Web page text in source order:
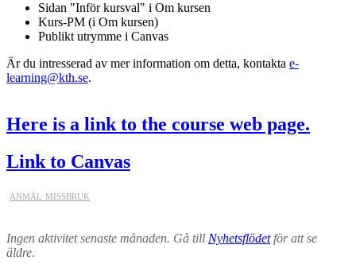
Sidan "Inför kursval" i Om kursen
Kurs-PM (i Om kursen)
Publikt utrymme i Canvas
Är du intresserad av mer information om detta, kontakta e-
learning@kth.se.
Here is a link to the course web page.
Link to Canvas
anmäl missbruk
Ingen aktivitet senaste månaden. Gå till Nyhetsflödetför att se
äldre.